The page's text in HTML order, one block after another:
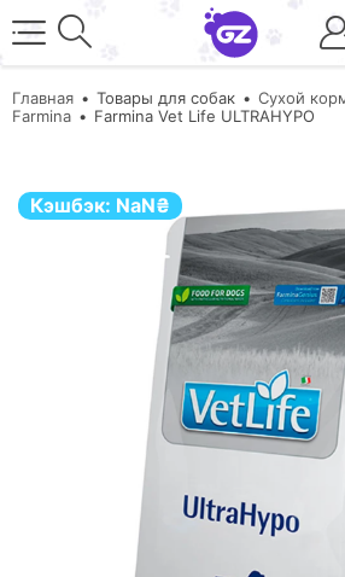
Главная Товары для собак
Сухой
Farmina
Farmina Vet Life ULTRAHYPO
Кэшбэк: NaN₴